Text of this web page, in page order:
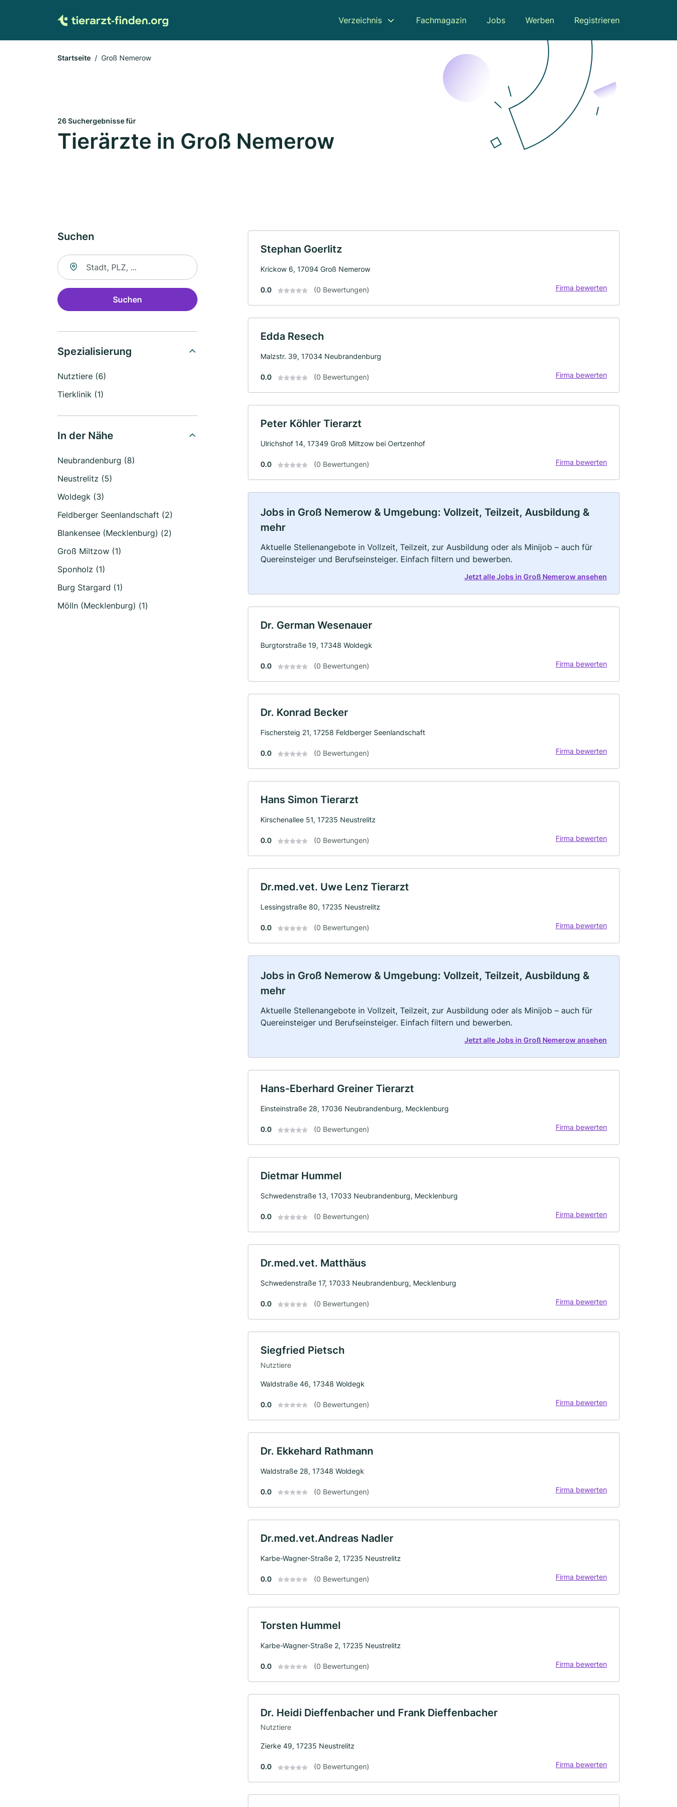
Verzeichnis Fachmagazin Jobs Werben Registrieren
Startseite Groß Nemerow
26 Suchergebnisse für
Tierärzte in Groß Nemerow
Suchen
Suche nach Ort
Suchen
Spezialisierung
Nutztiere (6)
Tierklinik (1)
In der Nähe
Neubrandenburg (8)
Neustrelitz (5)
Woldegk (3)
Feldberger Seenlandschaft (2)
Blankensee (Mecklenburg) (2)
Groß Miltzow (1)
Sponholz (1)
Burg Stargard (1)
Mölln (Mecklenburg) (1)
Stephan Goerlitz
Krickow 6, 17094 Groß Nemerow
0.0 (0 Bewertungen) Firma bewerten
Edda Resech
Malzstr. 39, 17034 Neubrandenburg
0.0 (0 Bewertungen) Firma bewerten
Peter Köhler Tierarzt
Ulrichshof 14, 17349 Groß Miltzow bei Oertzenhof
0.0 (0 Bewertungen) Firma bewerten
Jobs in Groß Nemerow & Umgebung: Vollzeit, Teilzeit, Ausbildung &
mehr
Aktuelle Stellenangebote in Vollzeit, Teilzeit, zur Ausbildung oder als Minijob – auch für
Quereinsteiger und Berufseinsteiger. Einfach filtern und bewerben.
Jetzt alle Jobs in Groß Nemerow ansehen
Dr. German Wesenauer
Burgtorstraße 19, 17348 Woldegk
0.0 (0 Bewertungen) Firma bewerten
Dr. Konrad Becker
Fischersteig 21, 17258 Feldberger Seenlandschaft
0.0 (0 Bewertungen) Firma bewerten
Hans Simon Tierarzt
Kirschenallee 51, 17235 Neustrelitz
0.0 (0 Bewertungen) Firma bewerten
Dr.med.vet. Uwe Lenz Tierarzt
Lessingstraße 80, 17235 Neustrelitz
0.0 (0 Bewertungen) Firma bewerten
Jobs in Groß Nemerow & Umgebung: Vollzeit, Teilzeit, Ausbildung &
mehr
Aktuelle Stellenangebote in Vollzeit, Teilzeit, zur Ausbildung oder als Minijob – auch für
Quereinsteiger und Berufseinsteiger. Einfach filtern und bewerben.
Jetzt alle Jobs in Groß Nemerow ansehen
Hans-Eberhard Greiner Tierarzt
Einsteinstraße 28, 17036 Neubrandenburg, Mecklenburg
0.0 (0 Bewertungen) Firma bewerten
Dietmar Hummel
Schwedenstraße 13, 17033 Neubrandenburg, Mecklenburg
0.0 (0 Bewertungen) Firma bewerten
Dr.med.vet. Matthäus
Schwedenstraße 17, 17033 Neubrandenburg, Mecklenburg
0.0 (0 Bewertungen) Firma bewerten
Siegfried Pietsch
Nutztiere
Waldstraße 46, 17348 Woldegk
0.0 (0 Bewertungen) Firma bewerten
Dr. Ekkehard Rathmann
Waldstraße 28, 17348 Woldegk
0.0 (0 Bewertungen) Firma bewerten
Dr.med.vet.Andreas Nadler
Karbe-Wagner-Straße 2, 17235 Neustrelitz
0.0 (0 Bewertungen) Firma bewerten
Torsten Hummel
Karbe-Wagner-Straße 2, 17235 Neustrelitz
0.0 (0 Bewertungen) Firma bewerten
Dr. Heidi Dieffenbacher und Frank Dieffenbacher
Nutztiere
Zierke 49, 17235 Neustrelitz
0.0 (0 Bewertungen) Firma bewerten